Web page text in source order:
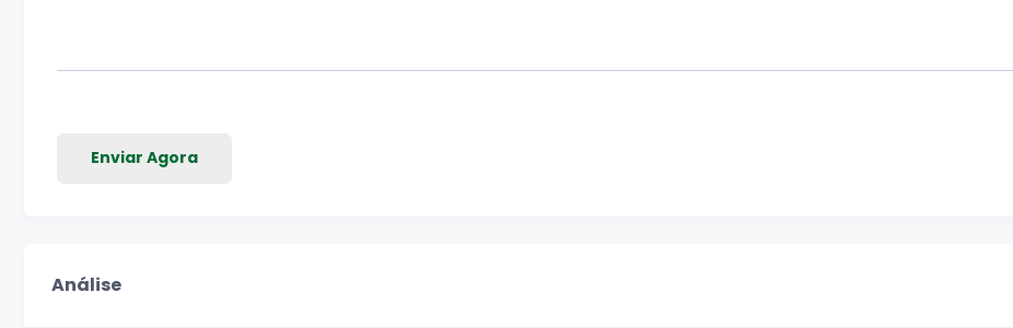
Enviar Agora
Análise